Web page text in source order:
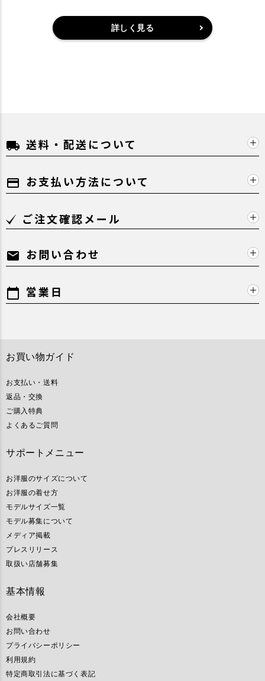
詳しく見る
local_shipping 送料・配送について
payment お支払い方法について
ご注文確認メール
mail お問い合わせ
calendar_today 営業日
お買い物ガイド
お支払い・送料
返品・交換
ご購入特典
よくあるご質問
サポートメニュー
お洋服のサイズについて
お洋服の着せ方
モデルサイズ一覧
モデル募集について
メディア掲載
プレスリリース
取扱い店舗募集
基本情報
会社概要
お問い合わせ
プライバシーポリシー
利用規約
特定商取引法に基づく表記